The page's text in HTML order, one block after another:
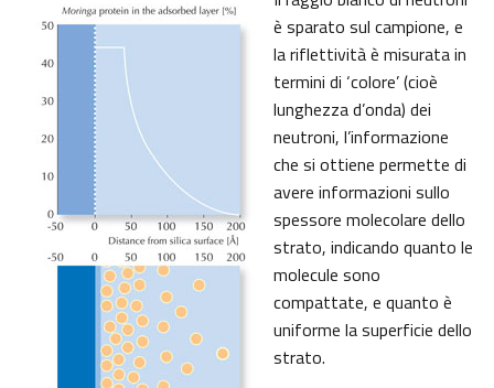
è sparato sul campione, e
la riflettività è misurata in
termini di ‘colore’ (cioè
lunghezza d’onda) dei
neutroni, l’informazione
che si ottiene permette di
avere informazioni sullo
spessore molecolare dello
strato, indicando quanto le
molecule sono
compattate, e quanto è
uniforme la superficie dello
strato.